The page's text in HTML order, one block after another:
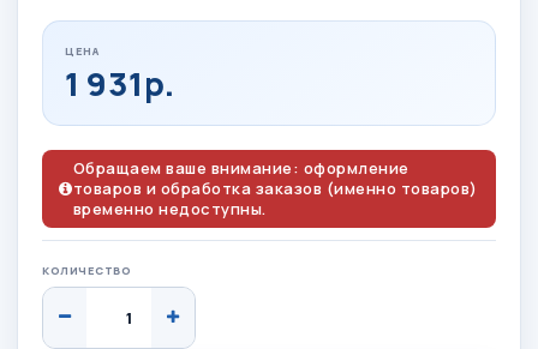
ЦЕНА
1 931р.
Обращаем ваше внимание: оформление
товаров и обработка заказов (именно товаров)
временно недоступны.
КОЛИЧЕСТВО